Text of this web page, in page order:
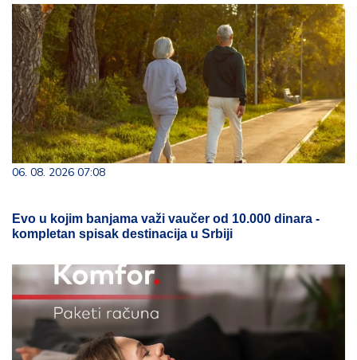
06. 08. 2026 07:08
Evo u kojim banjama važi vaučer od 10.000 dinara -
kompletan spisak destinacija u Srbiji